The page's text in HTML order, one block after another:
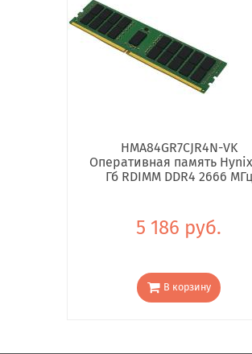
HMA84GR7CJR4N-VK
Оперативная память
Гб RDIMM DDR4 2666 МГц
5 186 руб.
В корзину